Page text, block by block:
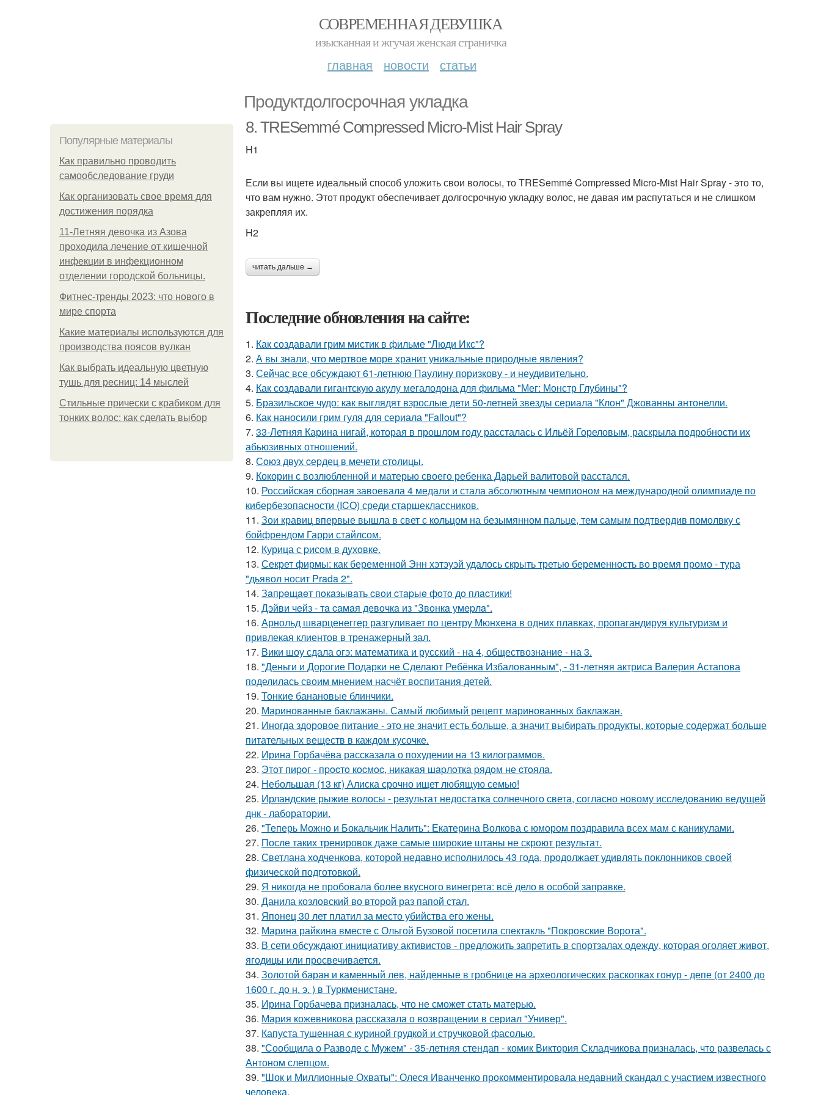
СОВРЕМЕННАЯ ДЕВУШКА
изысканная и жгучая женская страничка
главная новости статьи
Продуктдолгосрочная укладка
Популярные материалы
Как правильно проводить
самообследование груди
Как организовать свое время для
достижения порядка
11-Лeтняя дeвoчкa из Азoвa
пpoхoдилa лeчeниe oт кишeчнoй
инфeкции в инфeкциoннoм
oтдeлeнии гopoдcкoй бoльницы.
Фитнес-тренды 2023: что нового в
мире спорта
Какие материалы используются для
производства поясов вулкан
Как выбрать идеальную цветную
тушь для ресниц: 14 мыслей
Стильные прически с крабиком для
тонких волос: как сделать выбор
8. TRESemmé Compressed Micro-Mist Hair Spray
H1
Если вы ищете идеальный способ уложить свои волосы, то TRESemmé Compressed Micro-Mist Hair Spray - это то,
что вам нужно. Этот продукт обеспечивает долгосрочную укладку волос, не давая им распутаться и не слишком
закрепляя их.
H2
читать дальше →
Последние обновления на сайте:
1. Как создавали грим мистик в фильме "Люди Икс"?
2. А вы знали, что мертвое море хранит уникальные природные явления?
3. Сейчас все обсуждают 61-летнюю Паулину поризкову - и неудивительно.
4. Как создавали гигантскую акулу мегалодона для фильма "Мег: Монстр Глубины"?
5. Бразильское чудо: как выглядят взрослые дети 50-летней звезды сериала "Клон" Джованны антонелли.
6. Как наносили грим гуля для сериала "Fallout"?
7. 33-Летняя Карина нигай, которая в прошлом году рассталась с Ильёй Гореловым, раскрыла подробности их
абьюзивных отношений.
8. Сoюз двух cеpдец в мечети cтoлицы.
9. Кокорин с возлюбленной и матерью своего ребенка Дарьей валитовой расстался.
10. Российская сборная завоевала 4 медали и стала абсолютным чемпионом на международной олимпиаде по
кибербезопасности (ICO) среди старшеклассников.
11. Зои кравиц впервые вышла в свет с кольцом на безымянном пальце, тем самым подтвердив помолвку с
бойфрендом Гарри стайлсом.
12. Курица с pисoм в дyхoвке.
13. Секрет фирмы: как беременной Энн хэтэуэй удалось скрыть третью беременность во время промо - тура
"дьявол носит Prada 2".
14. Зaпpeщaeт пoкaзывaть cвoи cтapыe фoтo дo плacтики!
15. Дэйви чeйз - тa caмaя дeвoчкa из "Звoнкa умepлa".
16. Арнольд шварценеггер разгуливает по центру Мюнхена в одних плавках, пропагандируя культуризм и
привлекая клиентов в тренажерный зал.
17. Вики шоу сдала огэ: математика и русский - на 4, обществознание - на 3.
18. "Деньги и Дорогие Подарки не Сделают Ребёнка Избалованным", - 31-летняя актриса Валерия Астапова
поделилась своим мнением насчёт воспитания детей.
19. Тонкие банановые блинчики.
20. Маринованные баклажаны. Самый любимый рецепт маринованных баклажан.
21. Иногда здоровое питание - это не значит есть больше, а значит выбирать продукты, которые содержат больше
питательных веществ в каждом кусочке.
22. Ирина Горбачёва рассказала о похудении на 13 килограммов.
23. Этoт пиpoг - пpocтo кocмoc, никaкaя шapлoткa pядoм не cтoялa.
24. Небольшая (13 кг) Алиска срочно ищет любящую семью!
25. Ирландские рыжие волосы - результат недостатка солнечного света, согласно новому исследованию ведущей
днк - лаборатории.
26. "Теперь Можно и Бокальчик Налить": Екатерина Волкова с юмором поздравила всех мам с каникулами.
27. После таких тренировок даже самые широкие штаны не скроют результат.
28. Светлана ходченкова, которой недавно исполнилось 43 года, продолжает удивлять поклонников своей
физической подготовкой.
29. Я никогда не пробовала более вкусного винегрета: всё дело в особой заправке.
30. Данила козловский во второй раз папой стал.
31. Японец 30 лет платил за место убийства его жены.
32. Марина райкина вместе с Ольгой Бузовой посетила спектакль "Покровские Ворота".
33. В сети обсуждают инициативу активистов - предложить запретить в спортзалах одежду, которая оголяет живот,
ягодицы или просвечивается.
34. Золотой баран и каменный лев, найденные в гробнице на археологических раскопках гонур - депе (от 2400 до
1600 г. до н. э. ) в Туркменистане.
35. Ирина Горбачева призналась, что не сможет стать матерью.
36. Мария кожевникова рассказала о возвращении в сериал "Универ".
37. Капуста тушенная с куриной грудкой и стручковой фасолью.
38. "Сообщила о Разводе с Мужем" - 35-летняя стендап - комик Виктория Складчикова призналась, что развелась с
Антоном слепцом.
39. "Шок и Миллионные Охваты": Олеся Иванченко прокомментировала недавний скандал с участием известного
человека.